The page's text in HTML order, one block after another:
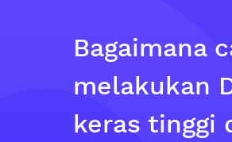
Bagaimana
melakukan
keras tinggi